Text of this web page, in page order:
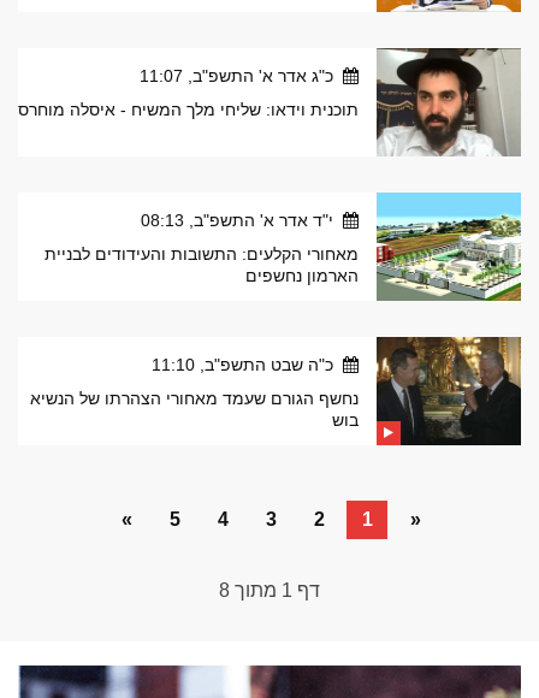
כ"ג אדר א' התשפ"ב, 11:07
תוכנית וידאו: שליחי מלך המשיח - איסלה מוחרס
י"ד אדר א' התשפ"ב, 08:13
מאחורי הקלעים: התשובות והעידודים לבניית
הארמון נחשפים
כ"ה שבט התשפ"ב, 11:10
נחשף הגורם שעמד מאחורי הצהרתו של הנשיא
בוש
«
1
2
3
4
5
»
דף 1 מתוך 8